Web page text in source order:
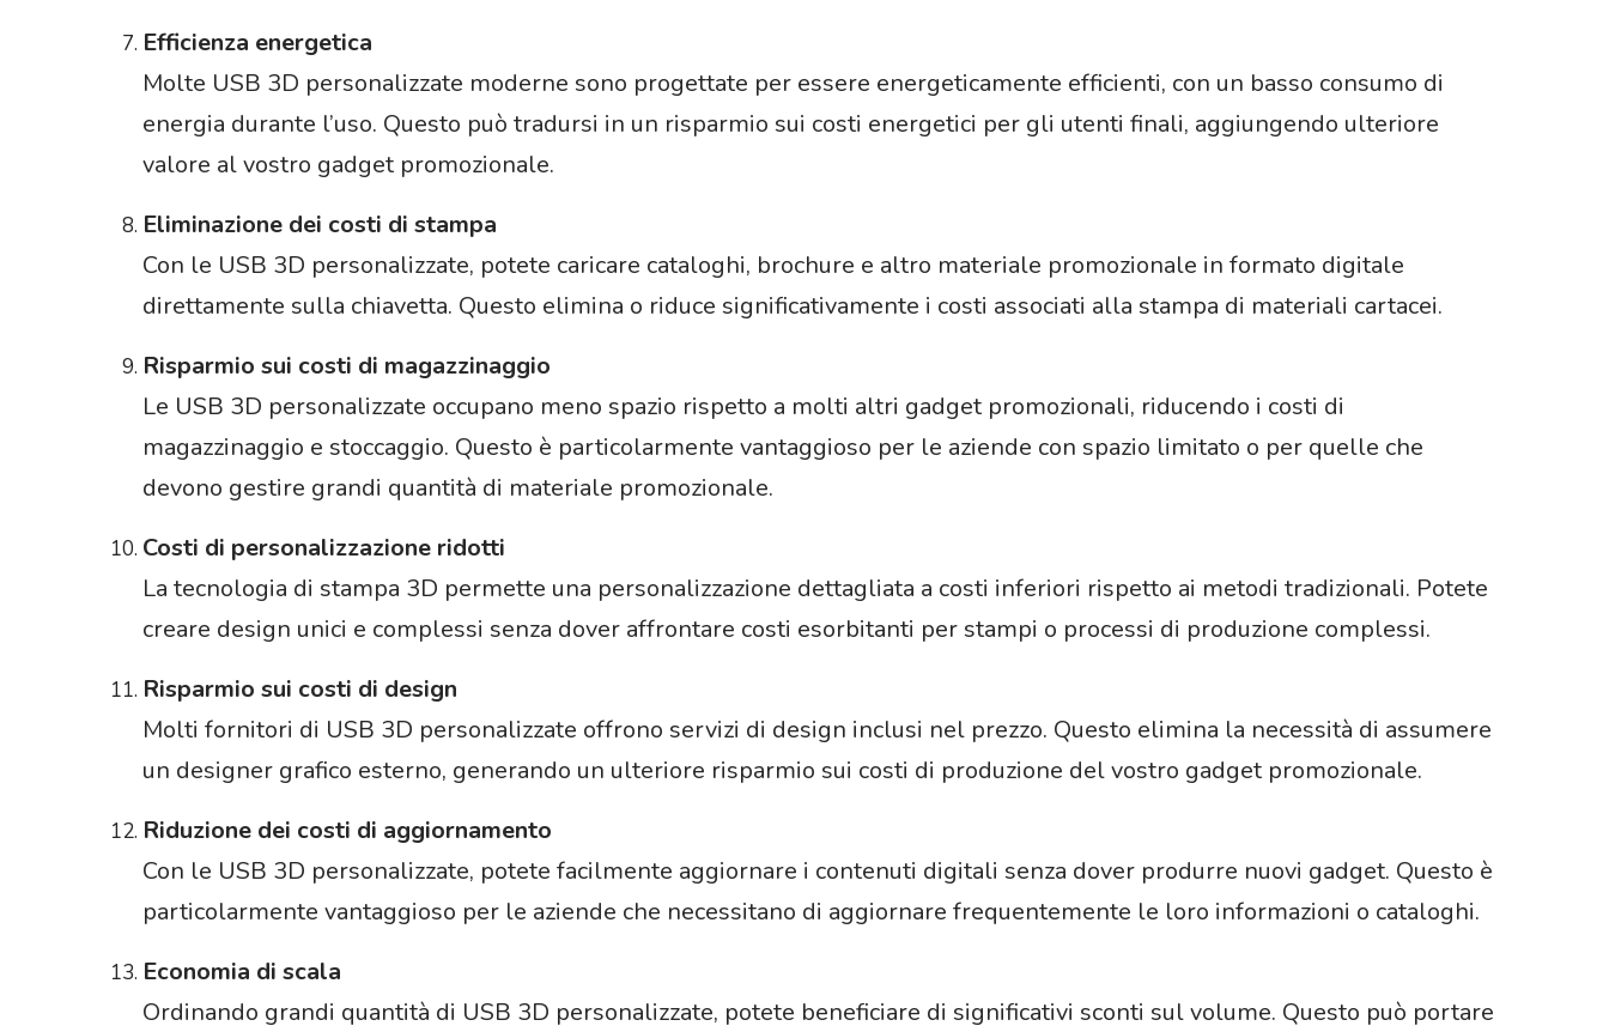
Efficienza energetica
Molte USB 3D personalizzate moderne sono progettate per essere energeticamente efficienti, con un basso consumo di
energia durante l’uso. Questo può tradursi in un risparmio sui costi energetici per gli utenti finali, aggiungendo ulteriore
valore al vostro gadget promozionale.
Eliminazione dei costi di stampa
Con le USB 3D personalizzate, potete caricare cataloghi, brochure e altro materiale promozionale in formato digitale
direttamente sulla chiavetta. Questo elimina o riduce significativamente i costi associati alla stampa di materiali cartacei.
Risparmio sui costi di magazzinaggio
Le USB 3D personalizzate occupano meno spazio rispetto a molti altri gadget promozionali, riducendo i costi di
magazzinaggio e stoccaggio. Questo è particolarmente vantaggioso per le aziende con spazio limitato o per quelle che
devono gestire grandi quantità di materiale promozionale.
Costi di personalizzazione ridotti
La tecnologia di stampa 3D permette una personalizzazione dettagliata a costi inferiori rispetto ai metodi tradizionali. Potete
creare design unici e complessi senza dover affrontare costi esorbitanti per stampi o processi di produzione complessi.
Risparmio sui costi di design
Molti fornitori di USB 3D personalizzate offrono servizi di design inclusi nel prezzo. Questo elimina la necessità di assumere
un designer grafico esterno, generando un ulteriore risparmio sui costi di produzione del vostro gadget promozionale.
Riduzione dei costi di aggiornamento
Con le USB 3D personalizzate, potete facilmente aggiornare i contenuti digitali senza dover produrre nuovi gadget. Questo è
particolarmente vantaggioso per le aziende che necessitano di aggiornare frequentemente le loro informazioni o cataloghi.
Economia di scala
Ordinando grandi quantità di USB 3D personalizzate, potete beneficiare di significativi sconti sul volume. Questo può portare